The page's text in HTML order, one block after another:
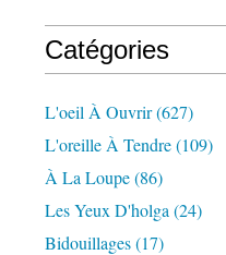
Catégories
L'oeil À Ouvrir(627)
L'oreille À Tendre(109)
À La Loupe(86)
Les Yeux D'holga (24)
Bidouillages(17)